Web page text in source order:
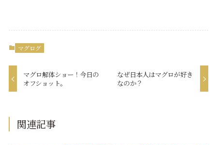
マグログ
マグロ解体ショー！今日の
オフショット。
なぜ日本人はマグロが好き
なのか？
関連記事